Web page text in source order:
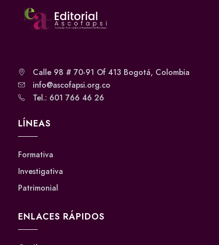
Calle 98 # 70-91 Of 413 Bogotá, Colombia
info@ascofapsi.org.co
Tel.: 601 766 46 26
LÍNEAS
Formativa
Investigativa
Patrimonial
ENLACES RÁPIDOS